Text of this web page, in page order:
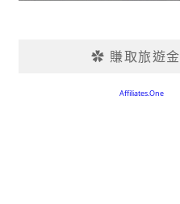
✿ 賺取旅遊金